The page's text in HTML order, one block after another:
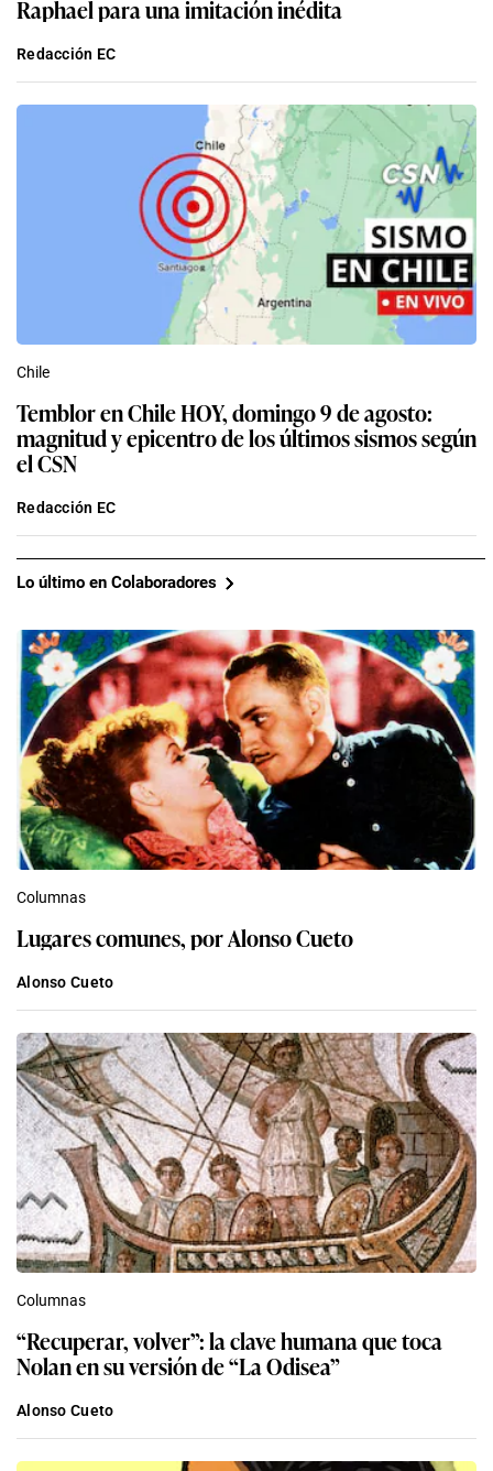
Raphael para una imitación inédita
Redacción EC
Chile
Temblor en Chile HOY, domingo 9 de agosto:
magnitud y epicentro de los últimos sismos según
el CSN
Redacción EC
Lo último en Colaboradores
Columnas
Lugares comunes, por Alonso Cueto
Alonso Cueto
Columnas
“Recuperar, volver”: la clave humana que toca
Nolan en su versión de “La Odisea”
Alonso Cueto